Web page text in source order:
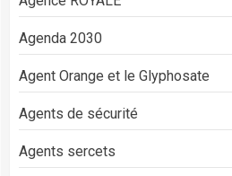
Agenda 2030
Agent Orange et le Glyphosate
Agents de sécurité
Agents sercets